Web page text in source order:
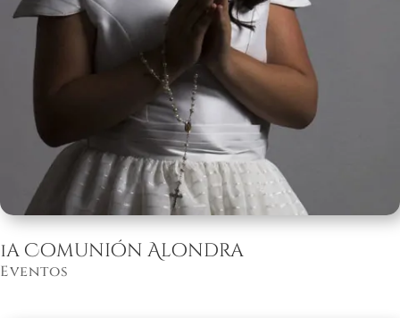
1a Comunión Alondra
Eventos